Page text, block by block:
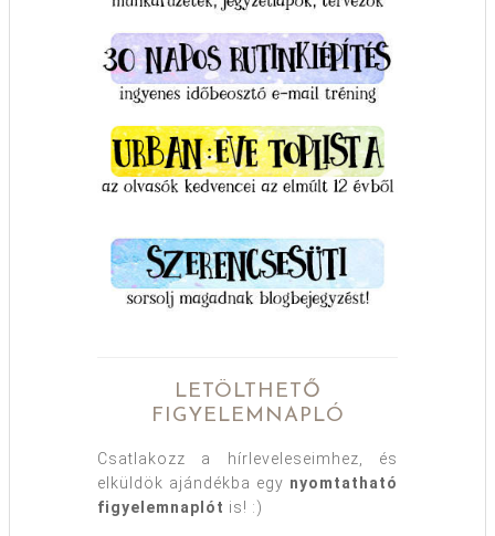
LETÖLTHETŐ
FIGYELEMNAPLÓ
Csatlakozz a hírleveleseimhez, és
elküldök ajándékba egy nyomtatható
figyelemnaplót is! :)